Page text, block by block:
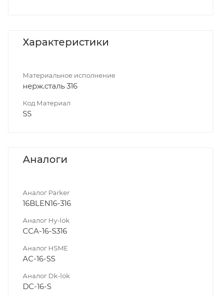
Характеристики
Материальное исполнение
нерж.сталь 316
Код Материал
SS
Аналоги
Аналог Parker
16BLEN16-316
Аналог Hy-lok
CCA-16-S316
Аналог HSME
AC-16-SS
Аналог Dk-lok
DC-16-S